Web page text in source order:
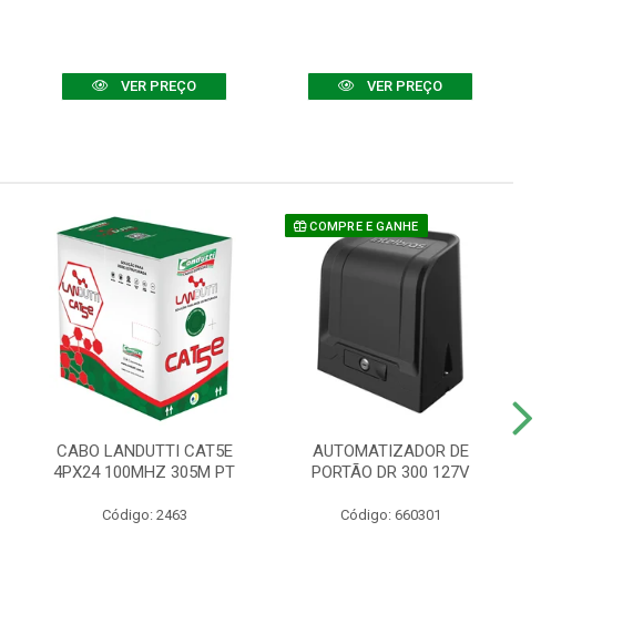
VER PREÇO VER PREÇO
CABO LANDUTTI CAT5E
4PX24 100MHZ 305M PT
Código: 2463
COMPRE E GANHE
AUTOMATIZADOR DE
PORTÃO DR 300 127V
Código: 660301